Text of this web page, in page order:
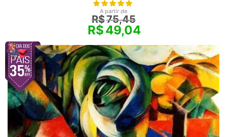
A partir de
R$75,45
R$49,04